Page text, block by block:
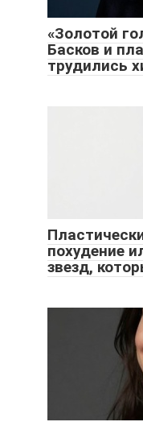
«Золотой
Басков и
трудились
похудение
звезд,